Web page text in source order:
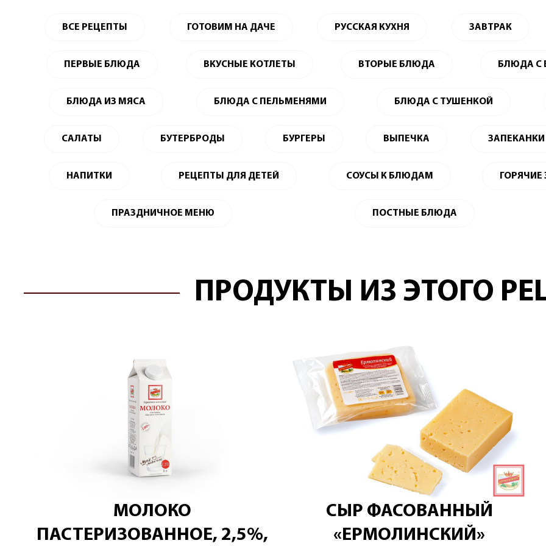
ВСЕ РЕЦЕПТЫ ГОТОВИМ НА ДАЧЕ РУССКАЯ КУХНЯ ЗАВТРАК
ПЕРВЫЕ БЛЮДА ВКУСНЫЕ КОТЛЕТЫ ВТОРЫЕ БЛЮДА БЛЮДА С
БЛЮДА ИЗ МЯСА БЛЮДА С ПЕЛЬМЕНЯМИ БЛЮДА С ТУШЕНКОЙ
САЛАТЫ БУТЕРБРОДЫ БУРГЕРЫ ВЫПЕЧКА ЗАПЕКАНКИ
НАПИТКИ РЕЦЕПТЫ ДЛЯ ДЕТЕЙ СОУСЫ К БЛЮДАМ ГОРЯЧИЕ
ПРАЗДНИЧНОЕ МЕНЮ ПОСТНЫЕ БЛЮДА
ПРОДУКТЫ ИЗ ЭТОГО
МОЛОКО
ПАСТЕРИЗОВАННОЕ, 2,5%,
СЫР ФАСОВАННЫЙ
«ЕРМОЛИНСКИЙ»